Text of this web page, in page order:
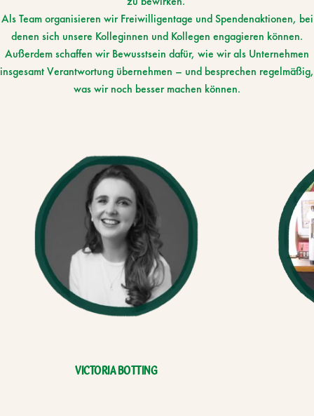
Als Team organisieren wir Freiwilligentage und Spendenaktionen, bei
denen sich unsere Kolleginnen und Kollegen engagieren können.
Außerdem schaffen wir Bewusstsein dafür, wie wir als Unternehmen
insgesamt Verantwortung übernehmen – und besprechen regelmäßig,
was wir noch besser machen können.
Victoria Botting